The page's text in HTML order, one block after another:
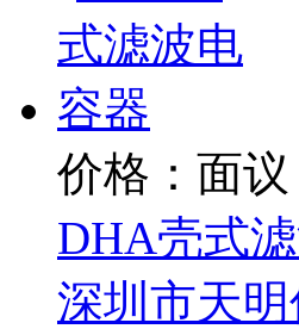
价格：面议
DHA壳式
深圳市天